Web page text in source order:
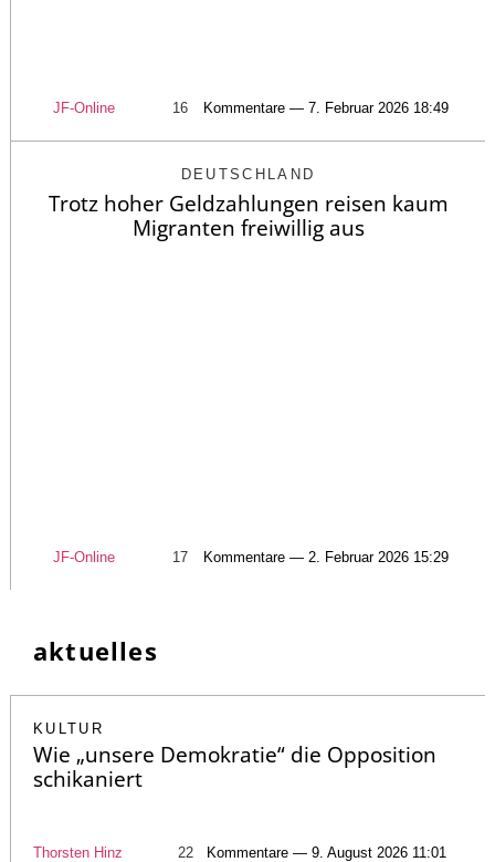
JF-Online 16 Kommentare — 7. Februar 2026 18:49
DEUTSCHLAND
Trotz hoher Geldzahlungen reisen kaum
Migranten freiwillig aus
JF-Online 17 Kommentare — 2. Februar 2026 15:29
aktuelles
KULTUR
Wie „unsere Demokratie“ die Opposition
schikaniert
Thorsten Hinz 22 Kommentare — 9. August 2026 11:01